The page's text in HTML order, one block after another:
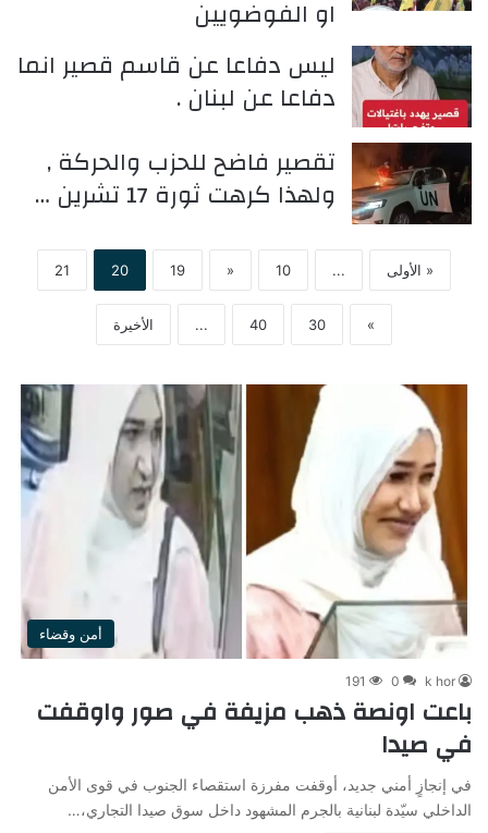
او الفوضويين
ليس دفاعا عن قاسم قصير انما
دفاعا عن لبنان .
تقصير فاضح للحزب والحركة ,
ولهذا كرهت ثورة 17 تشرين …
« الأولى ...
10
«
19
20
21
»
30
40
... الأخيرة
أمن وقضاء
k hor
0
191
باعت اونصة ذهب مزيفة في صور واوقفت
في صيدا
في إنجازٍ أمني جديد، أوقفت مفرزة استقصاء الجنوب في قوى الأمن
الداخلي سيّدة لبنانية بالجرم المشهود داخل سوق صيدا التجاري،…